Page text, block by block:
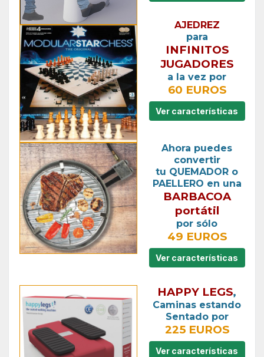
AJEDREZ
para
INFINITOS
JUGADORES
a la vez por
60 EUROS
Ver características
Ahora puedes
convertir
tu QUEMADOR o
PAELLERO en una
BARBACOA
portátil
por sólo
49 EUROS
Ver características
HAPPY LEGS,
Caminas estando
Sentado por
225 EUROS
Ver características